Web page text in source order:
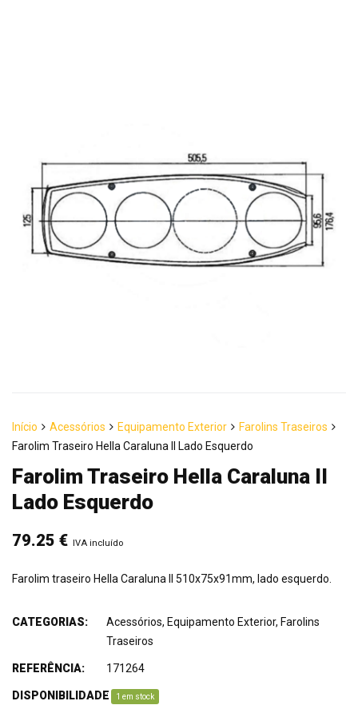
Início Acessórios Equipamento Exterior
Farolins Traseiros
Farolim Traseiro Hella Caraluna II Lado Esquerdo
Farolim Traseiro Hella Caraluna II
Lado Esquerdo
79.25 € IVA incluído
Farolim traseiro Hella Caraluna II 510x75x91mm, lado esquerdo.
CATEGORIAS: Acessórios, Equipamento Exterior, Farolins
Traseiros
REFERÊNCIA: 171264
DISPONIBILIDADE: 1 em stock